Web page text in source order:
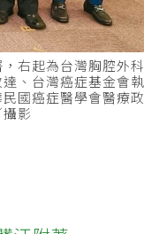
右起為台灣胸腔外科
、台灣癌症基金會執
國癌症醫學會醫療政